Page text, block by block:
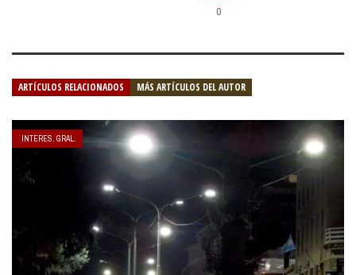
0
ARTÍCULOS RELACIONADOS MÁS ARTÍCULOS DEL AUTOR
INTERES. GRAL.